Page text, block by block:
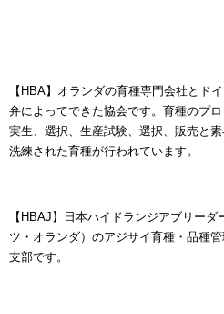
【HBA】オランダの育種専門会社と
弁によってできた協会です。育種のプ
実生、選択、生産試験、選択、販売と
洗練された育種が行われています。
【HBAJ】日本ハイドランジアブリー
ツ・オランダ）のアジサイ育種・品種
支部です。